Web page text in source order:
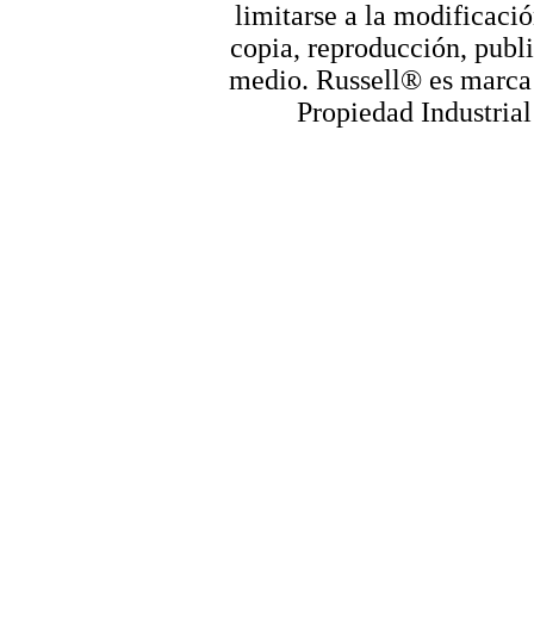
limitarse a la
copia, reproducción,
medio. Russell® es
Propiedad